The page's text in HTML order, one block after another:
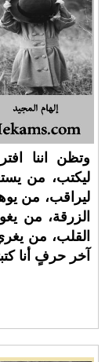
وتظن اننا
ليكتب، من
ليراقب، من
الزرقة، من
القلب، من
آخر حرفٍ أنا